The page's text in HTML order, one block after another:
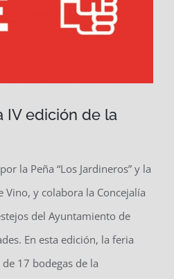
IV edición de la
la Peña “Los Jardineros” y la
Vino, y colabora la Concejalía
del Ayuntamiento de
En esta edición, la feria
17 bodegas de la